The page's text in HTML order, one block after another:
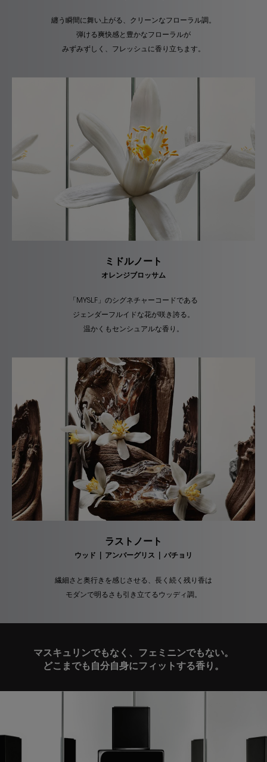
纏う瞬間に舞い上がる、クリーンなフローラル調。
弾ける爽快感と豊かなフローラルが
みずみずしく、フレッシュに香り立ちます。
ミドルノート
オレンジブロッサム
「MYSLF」のシグネチャーコードである
ジェンダーフルイドな花が咲き誇る。
温かくもセンシュアルな香り。
ラストノート
ウッド | アンバーグリス | パチョリ
繊細さと奥行きを感じさせる、長く続く残り香は
モダンで明るさも引き立てるウッディ調。
マスキュリンでもなく、フェミニンでもない。
どこまでも自分自身にフィットする香り。